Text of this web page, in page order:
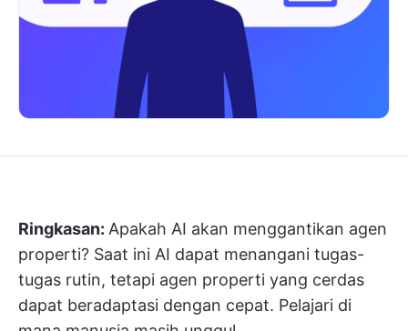
Ringkasan: Apakah AI akan menggantikan agen
properti? Saat ini AI dapat menangani tugas-
tugas rutin, tetapi agen properti yang cerdas
dapat beradaptasi dengan cepat. Pelajari di